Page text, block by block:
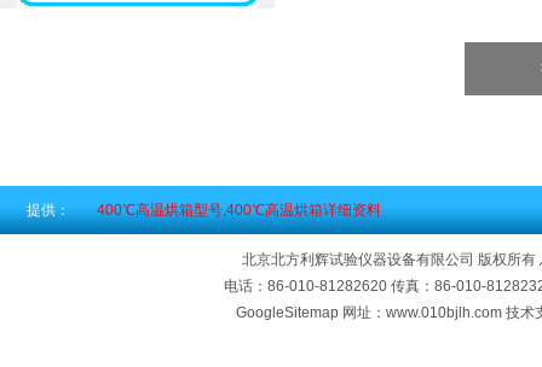
提供： 400℃高温烘箱型号,400℃高温烘箱详细资料
北京北方利辉试验仪器设备有限公司 版权所有
电话：86-010-81282620 传真：86-010-
GoogleSitemap 网址：www.010bjlh.com 技